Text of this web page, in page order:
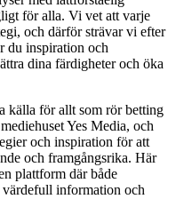
för alla. Vi vet att varje
och därför strävar vi efter
du inspiration och
dina färdigheter och öka
källa för allt som rör betting
Yes Media, och
och inspiration för att
och framgångsrika. Här
plattform där både
värdefull information och